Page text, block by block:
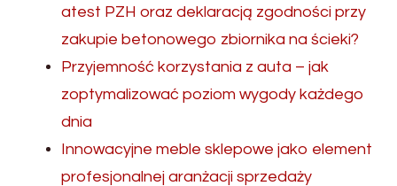
atest PZH oraz deklaracją zgodności przy
zakupie betonowego zbiornika na ścieki?
Przyjemność korzystania z auta – jak
zoptymalizować poziom wygody każdego
dnia
Innowacyjne meble sklepowe jako element
profesjonalnej aranżacji sprzedaży